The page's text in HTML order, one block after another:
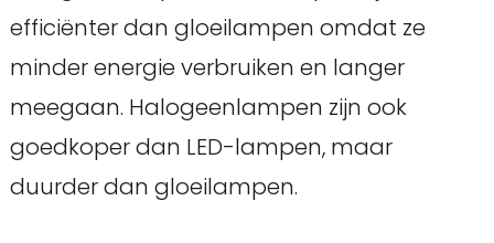
efficiënter dan gloeilampen omdat ze
minder energie verbruiken en langer
meegaan. Halogeenlampen zijn ook
goedkoper dan LED-lampen, maar
duurder dan gloeilampen.